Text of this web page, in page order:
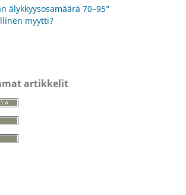
älykkyysosamäärä 70–95”
myytti?
artikkelit